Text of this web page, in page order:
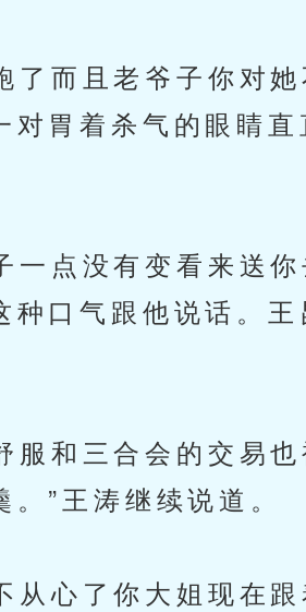
而且老爷子你对她
胃着杀气的眼睛
点没有变看来送你
口气跟他说话。
和三合会的交易也
”王涛继续说道。
心了你大姐现在跟